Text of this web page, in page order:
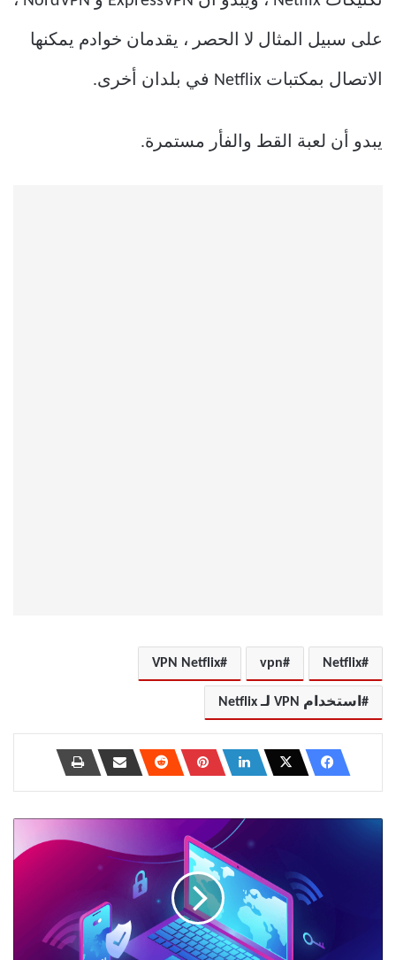
على سبيل المثال لا الحصر ، يقدمان خوادم يمكنها
الاتصال بمكتبات Netflix في بلدان أخرى.
يبدو أن لعبة القط والفأر مستمرة.
Netflix
vpn
VPN Netflix
استخدام VPN لـ Netflix